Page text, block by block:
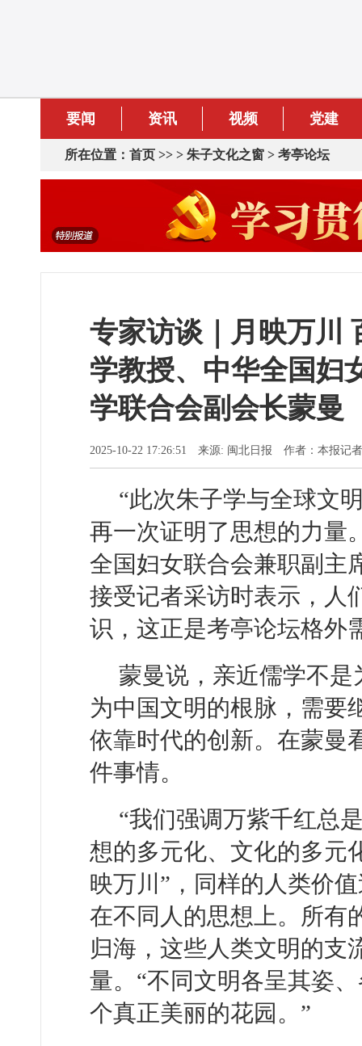
要闻 资讯 视频 党建
所在位置： 首页 >> > 朱子文化之窗 > 考亭论坛
专家访谈｜月映万
学教授、中华全国妇
学联合会副会长蒙曼
2025-10-22 17:26:51 来源: 闽北日报 作者：本报记
“此次朱子学与全球文
再一次证明了思想的力量
全国妇女联合会兼职副主
接受记者采访时表示，人
识，这正是考亭论坛格外
蒙曼说，亲近儒学不
为中国文明的根脉，需要
依靠时代的创新。在蒙曼
件事情。
“我们强调万紫千红总
想的多元化、文化的多元
映万川”，同样的人类价
在不同人的思想上。所有
归海，这些人类文明的支
量。“不同文明各呈其姿
个真正美丽的花园。”